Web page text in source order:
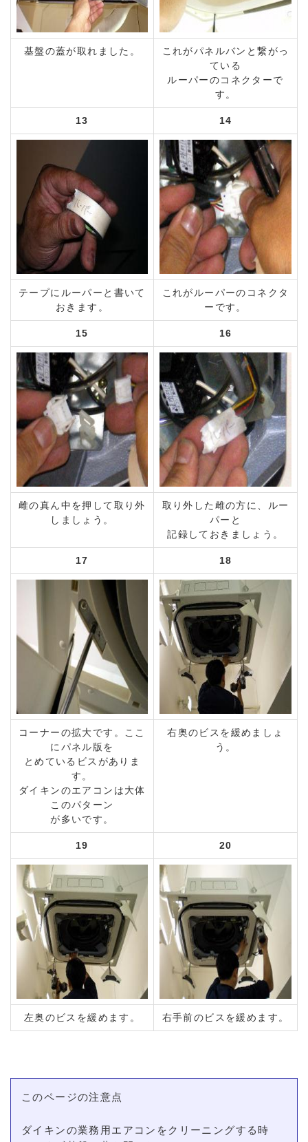
基盤の蓋が取れました。
これがパネルバンと繋がっ
ている
ルーパーのコネクターで
す。
13 14
テープにルーパーと書いて
おきます。
これがルーパーのコネクタ
ーです。
15 16
雌の真ん中を押して取り外
しましょう。
取り外した雌の方に、ルー
パーと
記録しておきましょう。
17 18
コーナーの拡大です。ここ
にパネル版を
とめているビスがありま
す。
ダイキンのエアコンは大体
このパターン
が多いです。
右奥のビスを緩めましょ
う。
19 20
左奥のビスを緩めます。 右手前のビスを緩めます。
このページの注意点
ダイキンの業務用エアコンをクリーニングする時